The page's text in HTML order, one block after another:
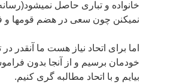
خانواده و تباری حاصل
نمیکنن چون سعی در هضم قومها و
اما برای اتحاد نیاز هست ما آنقدر
خودمان برسیم و از آنجا بدون
بیایم و با اتحاد مطالبه گری کنیم.